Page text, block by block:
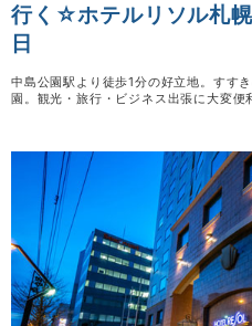
行く☆ホテルリソル札
日
中島公園駅より徒歩1分の好立地。すす
園。観光・旅行・ビジネス出張に大変便